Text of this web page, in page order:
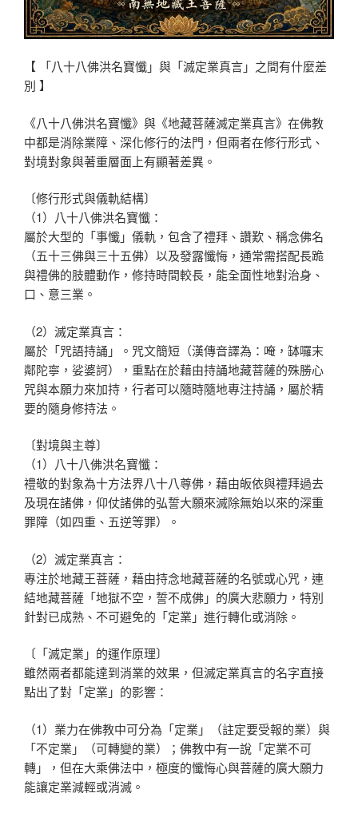
【 「八十八佛洪名寶懺」與「滅定業真言」之間有什麼差
別 】
《八十八佛洪名寶懺》與《地藏菩薩滅定業真言》在佛教
中都是消除業障、深化修行的法門，但兩者在修行形式、
對境對象與著重層面上有顯著差異。
〔修行形式與儀軌結構〕
（1）八十八佛洪名寶懺：
屬於大型的「事懺」儀軌，包含了禮拜、讚歎、稱念佛名
（五十三佛與三十五佛）以及發露懺悔，通常需搭配長跪
與禮佛的肢體動作，修持時間較長，能全面性地對治身、
口、意三業。
（2）滅定業真言：
屬於「咒語持誦」。咒文簡短（漢傳音譯為：唵，缽囉末
鄰陀寧，娑婆訶），重點在於藉由持誦地藏菩薩的殊勝心
咒與本願力來加持，行者可以隨時隨地專注持誦，屬於精
要的隨身修持法。
〔對境與主尊〕
（1）八十八佛洪名寶懺：
禮敬的對象為十方法界八十八尊佛，藉由皈依與禮拜過去
及現在諸佛，仰仗諸佛的弘誓大願來滅除無始以來的深重
罪障（如四重、五逆等罪）。
（2）滅定業真言：
專注於地藏王菩薩，藉由持念地藏菩薩的名號或心咒，連
結地藏菩薩「地獄不空，誓不成佛」的廣大悲願力，特別
針對已成熟、不可避免的「定業」進行轉化或消除。
〔「滅定業」的運作原理〕
雖然兩者都能達到消業的效果，但滅定業真言的名字直接
點出了對「定業」的影響：
（1）業力在佛教中可分為「定業」（註定要受報的業）與
「不定業」（可轉變的業）；佛教中有一說「定業不可
轉」，但在大乘佛法中，極度的懺悔心與菩薩的廣大願力
能讓定業減輕或消滅。